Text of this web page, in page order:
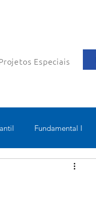
Especiais
Fundamental I